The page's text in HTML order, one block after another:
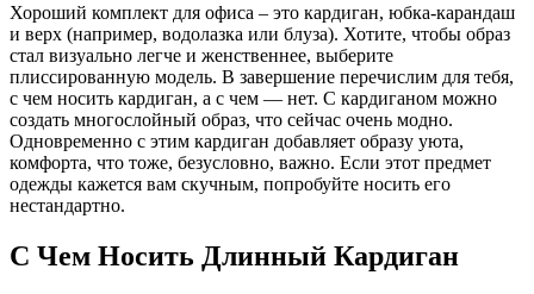
Хороший комплект для офиса – это кардиган, юбка-карандаш
и верх (например, водолазка или блуза). Хотите, чтобы образ
стал визуально легче и женственнее, выберите
плиссированную модель. В завершение перечислим для тебя,
с чем носить кардиган, а с чем — нет. С кардиганом можно
создать многослойный образ, что сейчас очень модно.
Одновременно с этим кардиган добавляет образу уюта,
комфорта, что тоже, безусловно, важно. Если этот предмет
одежды кажется вам скучным, попробуйте носить его
нестандартно.
С Чем Носить Длинный Кардиган